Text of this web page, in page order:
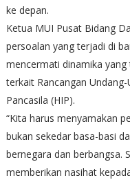
ke depan.
Ketua MUI Pusat Bidang
persoalan yang terjadi di
mencermati dinamika
terkait Rancangan
Pancasila (HIP).
“Kita harus menyamakan
bukan sekedar basa-basi
bernegara dan berbangsa.
memberikan nasihat